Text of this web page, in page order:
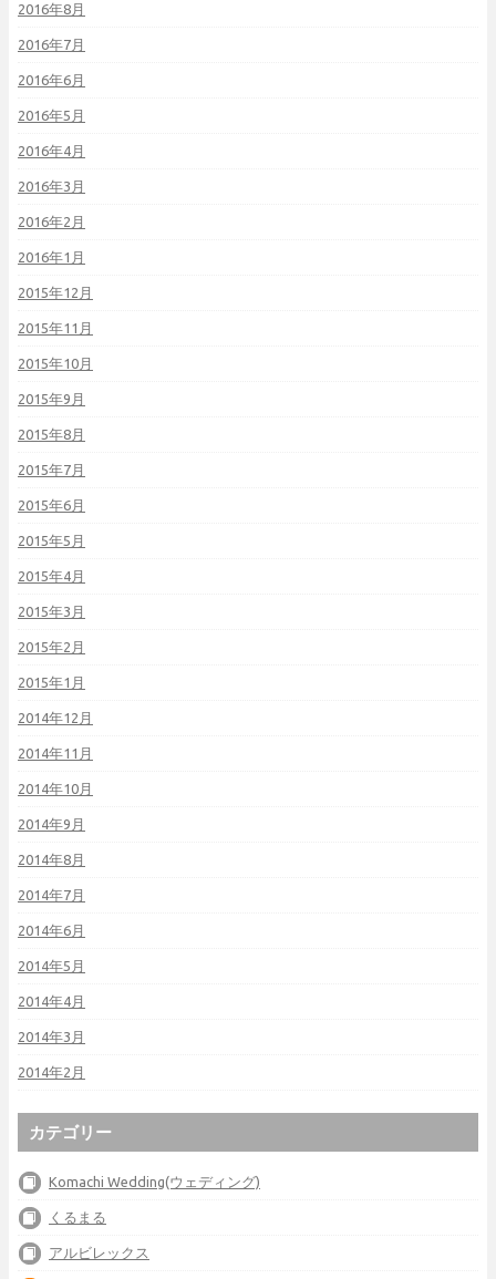
2016年8月
2016年7月
2016年6月
2016年5月
2016年4月
2016年3月
2016年2月
2016年1月
2015年12月
2015年11月
2015年10月
2015年9月
2015年8月
2015年7月
2015年6月
2015年5月
2015年4月
2015年3月
2015年2月
2015年1月
2014年12月
2014年11月
2014年10月
2014年9月
2014年8月
2014年7月
2014年6月
2014年5月
2014年4月
2014年3月
2014年2月
カテゴリー
Komachi Wedding(ウェディング)
くるまる
アルビレックス